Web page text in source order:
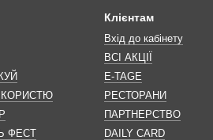
КОРИСТЮ
ФЕСТ
Клієнтам
Вхід до кабінету
ВСІ АКЦІЇ
E-TAGE
РЕСТОРАНИ
ПАРТНЕРСТВО
DAILY CARD